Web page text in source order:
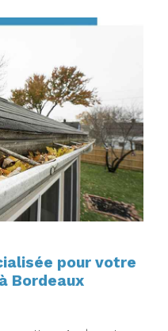
pour votre
Bordeaux